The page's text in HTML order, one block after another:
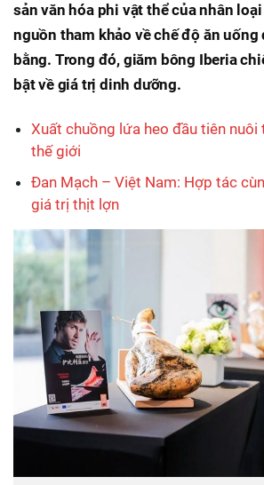
sản văn hóa phi vật thể của nhân
nguồn tham khảo về chế độ ăn uống
bằng. Trong đó, giăm bông Iberia
bật về giá trị dinh dưỡng.
Xuất chuồng lứa heo đầu tiên
thế giới
Đan Mạch – Việt Nam: Hợp tác
giá trị thịt lợn